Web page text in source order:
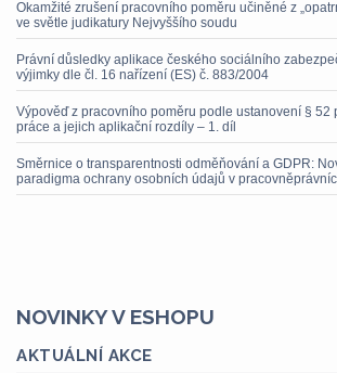
Okamžité zrušení pracovního poměru učiněné z
ve světle judikatury Nejvyššího soudu
Právní důsledky aplikace českého sociálního
výjimky dle čl. 16 nařízení (ES) č. 883/2004
Výpověď z pracovního poměru podle ustanovení § 52
práce a jejich aplikační rozdíly – 1. díl
Směrnice o transparentnosti odměňování a GDPR:
paradigma ochrany osobních údajů v
NOVINKY V ESHOPU
AKTUÁLNÍ AKCE